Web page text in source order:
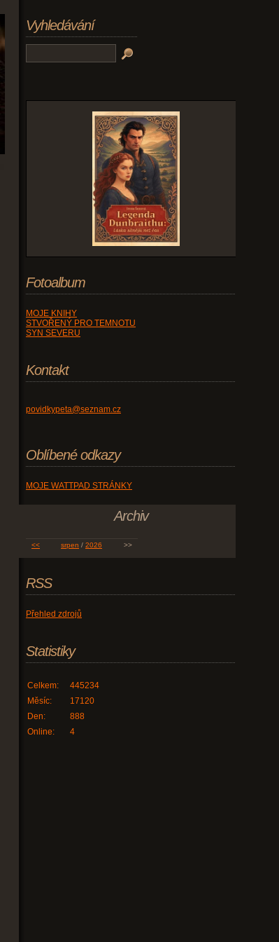
Vyhledávání
Fotoalbum
MOJE KNIHY
STVOŘENÝ PRO TEMNOTU
SYN SEVERU
Kontakt
povidkypeta@seznam.cz
Oblíbené odkazy
MOJE WATTPAD STRÁNKY
Archiv
<< srpen / 2026 >>
RSS
Přehled zdrojů
Statistiky
Online: 4
Celkem:
445234
Měsíc:
17120
Den:
888